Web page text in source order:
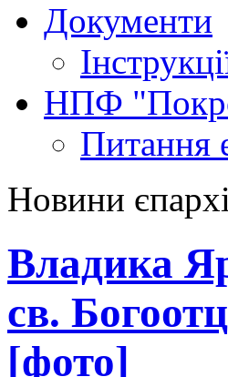
Документи
НПФ
Питання
Новини
Владика
св.
[фото]